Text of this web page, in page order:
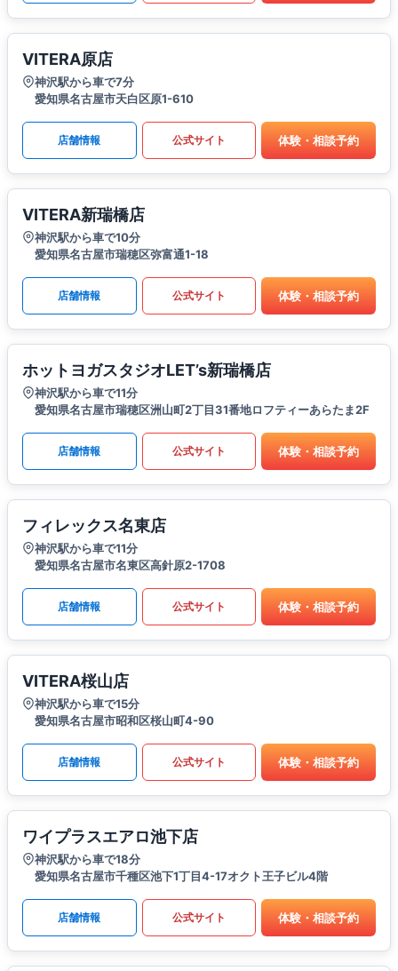
VITERA原店
神沢駅から車で7分
愛知県名古屋市天白区原1-610
店舗情報 公式サイト 体験・相談予約
VITERA新瑞橋店
神沢駅から車で10分
愛知県名古屋市瑞穂区弥富通1-18
店舗情報 公式サイト 体験・相談予約
ホットヨガスタジオLET’s新瑞橋店
神沢駅から車で11分
愛知県名古屋市瑞穂区洲山町2丁目31番地ロフティーあらたま2F
店舗情報 公式サイト 体験・相談予約
フィレックス名東店
神沢駅から車で11分
愛知県名古屋市名東区高針原2-1708
店舗情報 公式サイト 体験・相談予約
VITERA桜山店
神沢駅から車で15分
愛知県名古屋市昭和区桜山町4-90
店舗情報 公式サイト 体験・相談予約
ワイプラスエアロ池下店
神沢駅から車で18分
愛知県名古屋市千種区池下1丁目4-17オクト王子ビル4階
店舗情報 公式サイト 体験・相談予約